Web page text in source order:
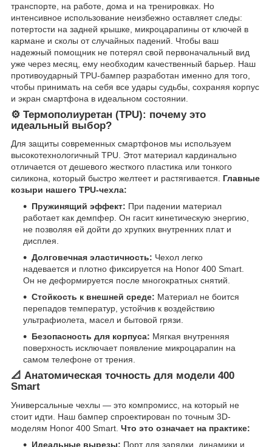
транспорте, на работе, дома и на тренировках. Но
интенсивное использование неизбежно оставляет следы:
потертости на задней крышке, микроцарапины от ключей в
кармане и сколы от случайных падений. Чтобы ваш
надежный помощник не потерял свой первоначальный вид
уже через месяц, ему необходим качественный барьер. Наш
противоударный TPU-бампер разработан именно для того,
чтобы принимать на себя все удары судьбы, сохраняя корпус
и экран смартфона в идеальном состоянии.
⚙️ Термополиуретан (TPU): почему это
идеальный выбор?
Для защиты современных смартфонов мы используем
высокотехнологичный TPU. Этот материал кардинально
отличается от дешевого жесткого пластика или тонкого
силикона, который быстро желтеет и растягивается. Главные
козыри нашего TPU-чехла:
Пружинящий эффект: При падении материал
работает как демпфер. Он гасит кинетическую энергию,
не позволяя ей дойти до хрупких внутренних плат и
дисплея.
Долговечная эластичность: Чехол легко
надевается и плотно фиксируется на Honor 400 Smart.
Он не деформируется после многократных снятий.
Стойкость к внешней среде: Материал не боится
перепадов температур, устойчив к воздействию
ультрафиолета, масел и бытовой грязи.
Безопасность для корпуса: Мягкая внутренняя
поверхность исключает появление микроцарапин на
самом телефоне от трения.
📐 Анатомическая точность для модели 400
Smart
Универсальные чехлы — это компромисс, на который не
стоит идти. Наш бампер спроектирован по точным 3D-
моделям Honor 400 Smart. Что это означает на практике:
Идеальные вырезы: Порт для зарядки, динамики и